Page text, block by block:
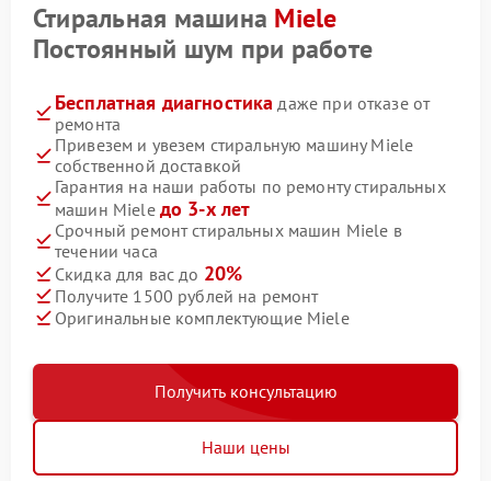
Стиральная машина Miele
Постоянный шум при работе
Бесплатная диагностика даже при отказе от
ремонта
Привезем и увезем стиральную машину Miele
собственной доставкой
Гарантия на наши работы по ремонту стиральных
машин Miele до 3-х лет
Срочный ремонт стиральных машин Miele в
течении часа
Скидка для вас до 20%
Получите 1500 рублей на ремонт
Оригинальные комплектующие Miele
Получить консультацию
Наши цены